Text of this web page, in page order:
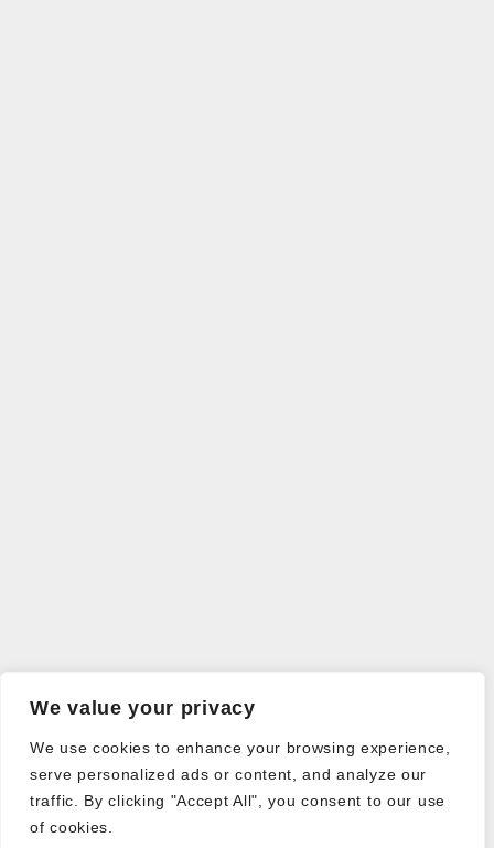
We value your privacy
We use cookies to enhance your browsing experience,
serve personalized ads or content, and analyze our
traffic. By clicking "Accept All", you consent to our use
of cookies.